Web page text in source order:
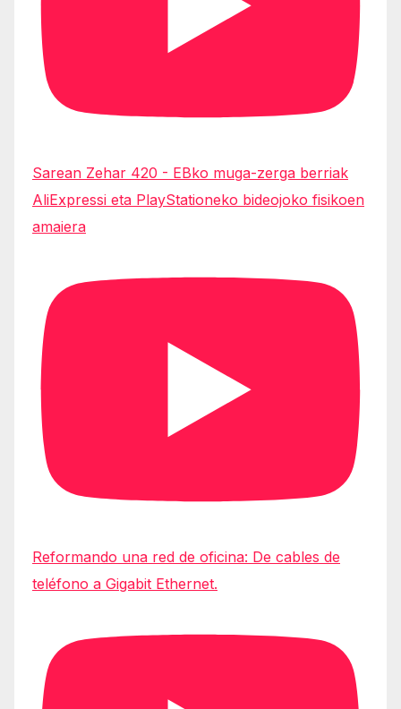
Sarean Zehar 420 - EBko muga-zerga berriak
AliExpressi eta PlayStationeko bideojoko fisikoen
amaiera
Reformando una red de oficina: De cables de
teléfono a Gigabit Ethernet.